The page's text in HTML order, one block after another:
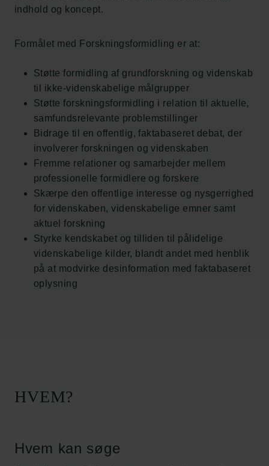
indhold og koncept.
Formålet med Forskningsformidling er at:
Støtte formidling af grundforskning og videnskab
til ikke-videnskabelige målgrupper
Støtte forskningsformidling i relation til aktuelle,
samfundsrelevante problemstillinger
Bidrage til en offentlig, faktabaseret debat, der
involverer forskningen og videnskaben
Fremme relationer og samarbejder mellem
professionelle formidlere og forskere
Skærpe den offentlige interesse og nysgerrighed
for videnskaben, videnskabelige emner samt
aktuel forskning
Styrke kendskabet og tilliden til pålidelige
videnskabelige kilder, blandt andet med henblik
på at modvirke desinformation med faktabaseret
oplysning
HVEM?
Hvem kan søge